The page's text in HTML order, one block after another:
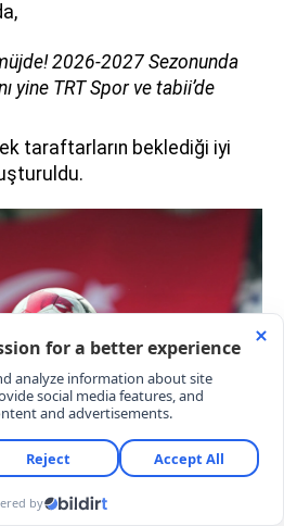
2026-2027 Sezonunda
yine TRT Spor ve tabii’de
taraftarların beklediği iyi
PROGRAMI